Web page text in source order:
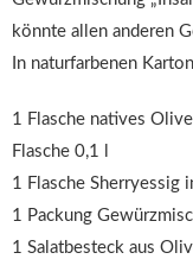
könnte allen anderen
In naturfarbenen
1 Flasche natives
Flasche 0,1 l
1 Flasche Sherryessig
1 Packung
1 Salatbesteck aus